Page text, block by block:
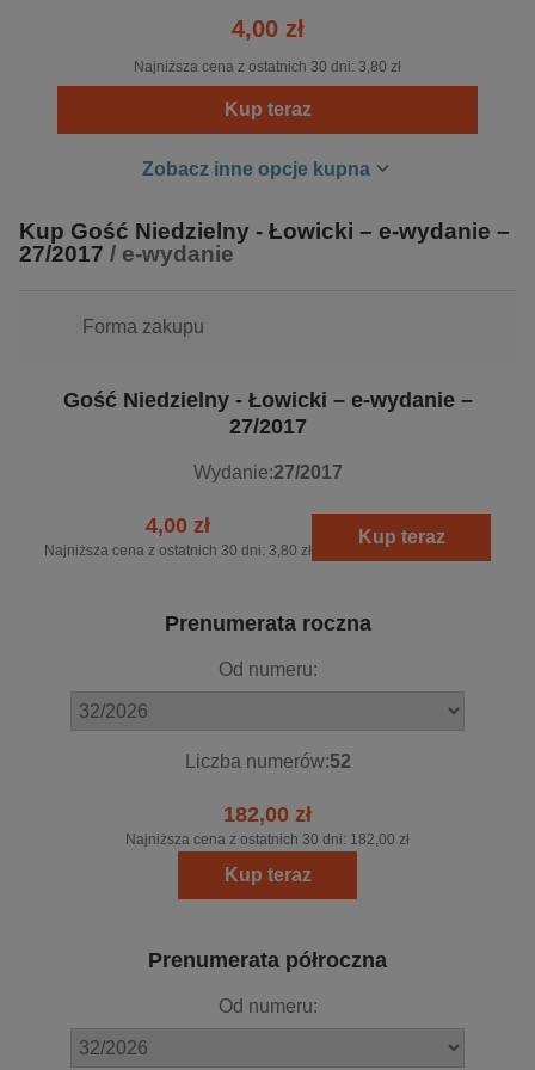
„Gość Niedzielny” podejmując aktualne tematy z życia
Kościoła, Polski i świata, koncentruje się przede
wszystkim na zagadnieniach dotyczących wiary. Na
otaczającą rzeczywistość społeczną, gospodarczą i
otrzymała prestiżowe wyróżnienie Grand Front,
przyznawane przez Izbę Wydawców Prasy. Tygodnik jest
Dystrybucji Prasy i Polskich Badań Czytelnictwa.
4,00 zł
Najniższa cena z ostatnich 30 dni: 3,80 zł
Kup teraz
Zobacz inne opcje kupna
Kup Gość Niedzielny - Łowicki – e-wydanie –
27/2017 / e-wydanie
Forma zakupu
Gość Niedzielny - Łowicki – e-wydanie –
27/2017
Wydanie:27/2017
4,00 zł
Najniższa cena z ostatnich 30 dni: 3,80 zł
Kup teraz
Prenumerata roczna
Od numeru:
Liczba numerów:52
182,00 zł
Najniższa cena z ostatnich 30 dni: 182,00 zł
Kup teraz
Prenumerata półroczna
Od numeru: